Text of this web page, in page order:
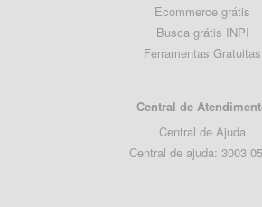
Ecommerce grátis
Busca grátis INPI
Ferramentas Gratuitas
Central de
Central de Ajuda
Central de ajuda: 3003